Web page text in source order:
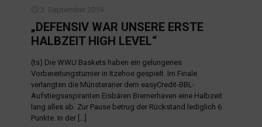
2. September 2019
„DEFENSIV WAR UNSERE ERSTE
HALBZEIT HIGH LEVEL“
(ts) Die WWU Baskets haben ein gelungenes
Vorbereitungsturnier in Itzehoe gespielt. Im Finale
verlangten die Münsteraner dem easyCredit-BBL-
Aufstiegsaspiranten Eisbären Bremerhaven eine Halbzeit
lang alles ab. Zur Pause betrug der Rückstand lediglich 6
Punkte. In der […]